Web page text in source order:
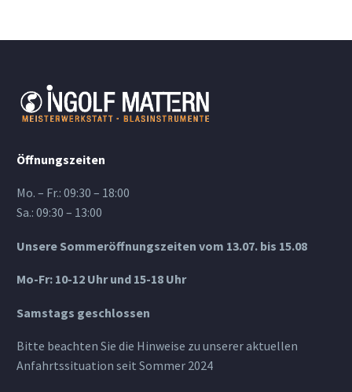
Öffnungszeiten
Mo. – Fr.: 09:30 – 18:00
Sa.: 09:30 – 13:00
Unsere Sommeröffnungszeiten vom 13.07. bis 15.08
Mo-Fr: 10-12 Uhr und 15-18 Uhr
Samstags geschlossen
Bitte beachten Sie die Hinweise zu unserer aktuellen
Anfahrtssituation seit Sommer 2024